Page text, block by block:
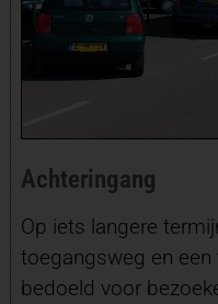
Achteringang
Op iets langere
toegangsweg en een
bedoeld voor